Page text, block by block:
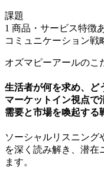
課題
1 商品・サービス特徴
コミュニケーション戦
オズマピーアールのこ
生活者が何を求め、ど
マーケットイン視点で
需要と市場を喚起する
ソーシャルリスニン
を深く読み解き、潜在
ます。